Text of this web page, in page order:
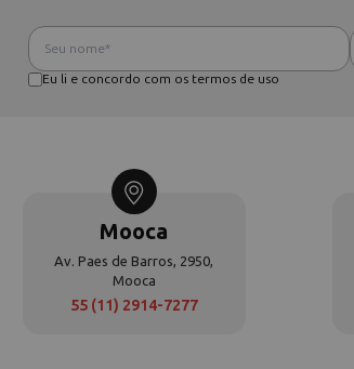
Eu li e concordo com os termos de uso
Mooca
Av. Paes de Barros, 2950,
Mooca
55 (11) 2914-7277